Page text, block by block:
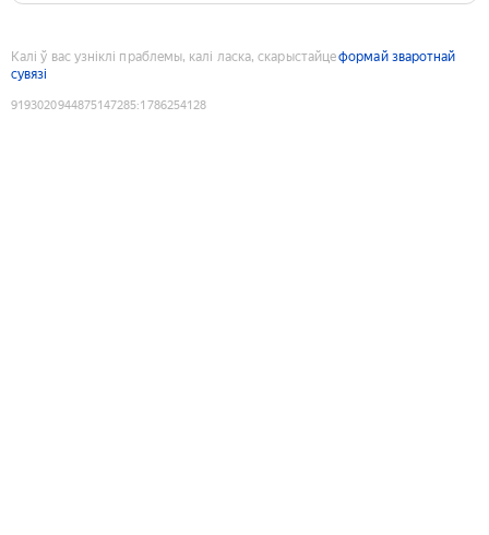
Калі ў вас узніклі праблемы, калі ласка, скарыстайцеформай зваротнай
сувязі
9193020944875147285:1786254128